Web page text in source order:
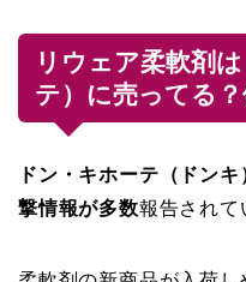
リウェア柔軟剤
テ）に売ってる？
ドン・キホーテ（ドン
撃情報が多数報告されて